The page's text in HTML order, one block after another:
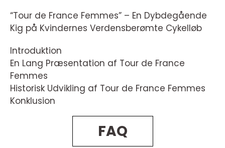
“Tour de France Femmes” – En Dybdegående
Kig på Kvindernes Verdensberømte Cykelløb
Introduktion
En Lang Præsentation af Tour de France
Femmes
Historisk Udvikling af Tour de France Femmes
Konklusion
FAQ